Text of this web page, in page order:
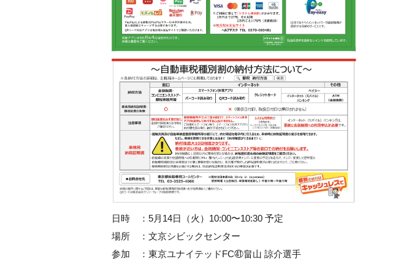
日時 ：5月14日（火）10:00〜10:30 予定
場所 ：文京シビックセンター
参加 ：東京ユナイテッドFC㊶畠山 諒介選手